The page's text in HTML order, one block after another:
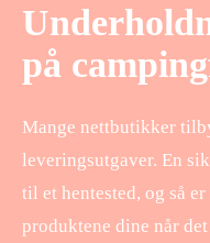
på
Mange nettbutikker
leveringsutgaver. En
til et hentested, og så
produktene dine når